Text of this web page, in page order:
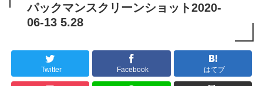
パックマンスクリーンショット2020-
06-13 5.28
Twitter Facebook はてブ